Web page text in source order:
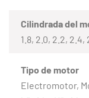
Cilindrada del
1.8, 2.0, 2.2, 2.4,
Tipo de motor
Electromotor,